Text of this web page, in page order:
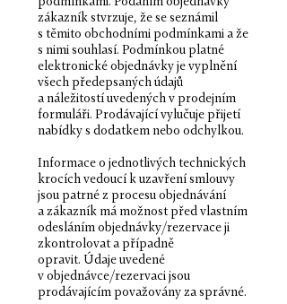
zákazník stvrzuje, že se seznámil
s těmito obchodními podmínkami a že
s nimi souhlasí. Podmínkou platné
elektronické objednávky je vyplnění
všech předepsaných údajů
a náležitostí uvedených v prodejním
formuláři. Prodávající vylučuje přijetí
nabídky s dodatkem nebo odchylkou.
Informace o jednotlivých technických
krocích vedoucí k uzavření smlouvy
jsou patrné z procesu objednávání
a zákazník má možnost před vlastním
odesláním objednávky/rezervace ji
zkontrolovat a případně
opravit. Údaje uvedené
v objednávce/rezervaci jsou
prodávajícím považovány za správné.